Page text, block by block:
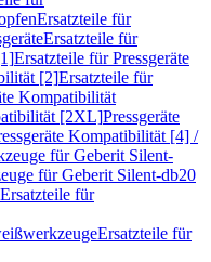
Ersatzteile für
Ersatzteile für
Ersatzteile für Pressgeräte
[2]Ersatzteile für
Kompatibilität
[2XL]Pressgeräte
Kompatibilität [4] /
für Geberit Silent-
für Geberit Silent-db20
Ersatzteile für
Ersatzteile für